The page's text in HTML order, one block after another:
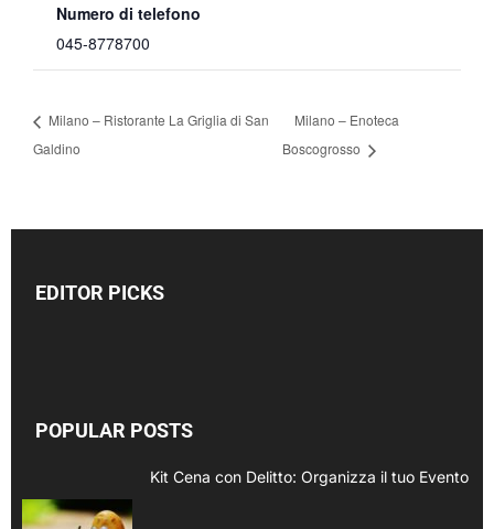
Numero di telefono
045-8778700
Milano – Ristorante La Griglia di San
Galdino
Milano – Enoteca
Boscogrosso
EDITOR PICKS
POPULAR POSTS
Kit Cena con Delitto: Organizza il tuo Evento